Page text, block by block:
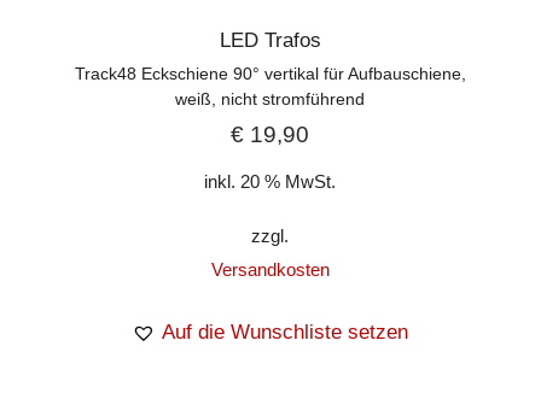
LED Trafos
Track48 Eckschiene 90° vertikal für Aufbauschiene,
weiß, nicht stromführend
€ 19,90
inkl. 20 % MwSt.
zzgl.
Versandkosten
Auf die Wunschliste setzen